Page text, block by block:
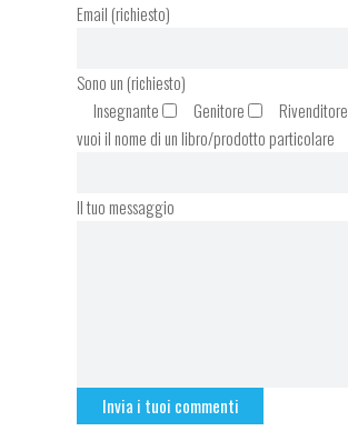
Email (richiesto)
Sono un (richiesto)
Insegnante
Genitore Rivenditore
vuoi il nome di un libro/prodotto particolare
Il tuo messaggio